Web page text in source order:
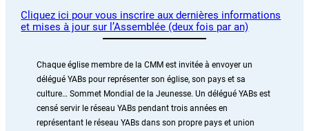
Cliquez ici pour vous inscrire aux dernières informations
et mises à jour sur l’Assemblée (deux fois par an)
Chaque église membre de la CMM est invitée à envoyer un
délégué YABs pour représenter son église, son pays et sa
culture… Sommet Mondial de la Jeunesse. Un délégué YABs est
censé servir le réseau YABs pendant trois années en
représentant le réseau YABs dans son propre pays et union